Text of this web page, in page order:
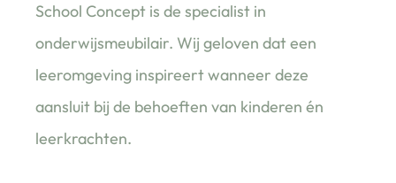
School Concept is de specialist in
onderwijsmeubilair. Wij geloven dat een
leeromgeving inspireert wanneer deze
aansluit bij de behoeften van kinderen én
leerkrachten.